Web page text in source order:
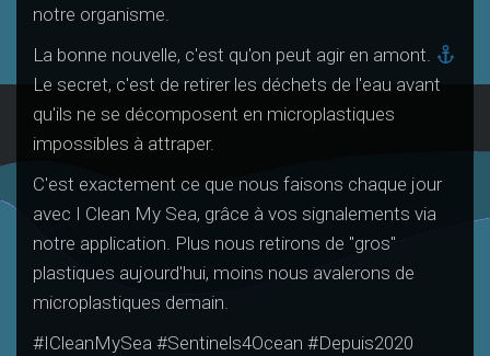
notre organisme.
La bonne nouvelle, c'est qu'on peut agir en amont.
Le secret, c'est de retirer les déchets de l'eau avant
qu'ils ne se décomposent en microplastiques
impossibles à attraper.
C'est exactement ce que nous faisons chaque jour
avec I Clean My Sea, grâce à vos signalements via
notre application. Plus nous retirons de "gros"
plastiques aujourd'hui, moins nous avalerons de
microplastiques demain.
#ICleanMySea #Sentinels4Ocean #Depuis2020